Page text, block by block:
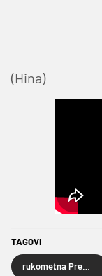
(Hina)
TAGOVI